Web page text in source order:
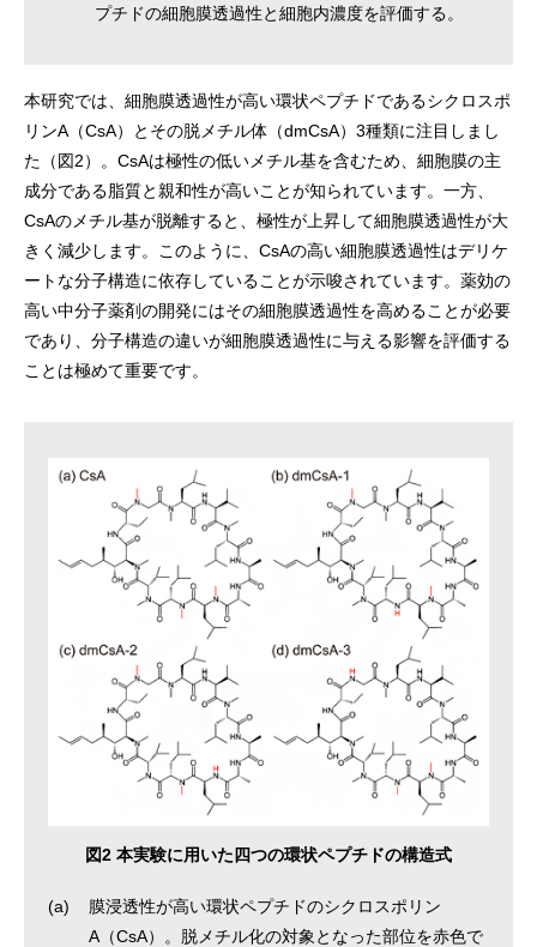
プチドの細胞膜透過性と細胞内濃度を評価する。
本研究では、細胞膜透過性が高い環状ペプチドであるシクロスポ
リンA（CsA）とその脱メチル体（dmCsA）3種類に注目しまし
た（図2）。CsAは極性の低いメチル基を含むため、細胞膜の主
成分である脂質と親和性が高いことが知られています。一方、
CsAのメチル基が脱離すると、極性が上昇して細胞膜透過性が大
きく減少します。このように、CsAの高い細胞膜透過性はデリケ
ートな分子構造に依存していることが示唆されています。薬効の
高い中分子薬剤の開発にはその細胞膜透過性を高めることが必要
であり、分子構造の違いが細胞膜透過性に与える影響を評価する
ことは極めて重要です。
図2 本実験に用いた四つの環状ペプチドの構造式
(a)
膜浸透性が高い環状ペプチドのシクロスポリン
A（CsA）。脱メチル化の対象となった部位を赤色で